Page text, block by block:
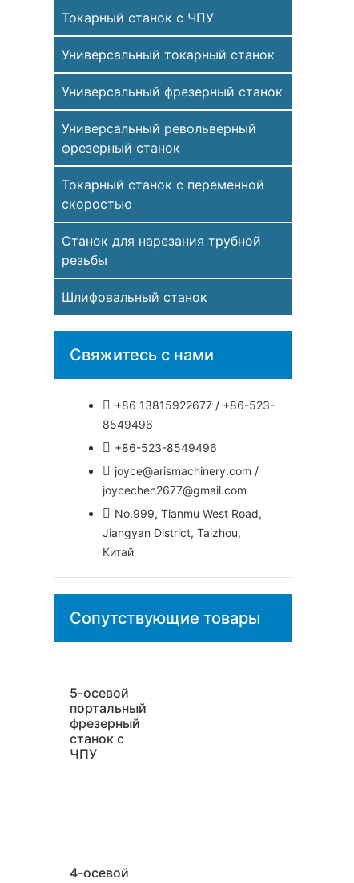
Токарный станок с ЧПУ
Универсальный токарный станок
Универсальный фрезерный станок
Универсальный револьверный
фрезерный станок
Токарный станок с переменной
скоростью
Станок для нарезания трубной
резьбы
Шлифовальный станок
Свяжитесь с нами
+86 13815922677 / +86-523-
8549496
+86-523-8549496
joyce@arismachinery.com /
joycechen2677@gmail.com
No.999, Tianmu West Road,
Jiangyan District, Taizhou,
Китай
Сопутствующие товары
5-осевой
портальный
фрезерный
станок с
ЧПУ
4-осевой